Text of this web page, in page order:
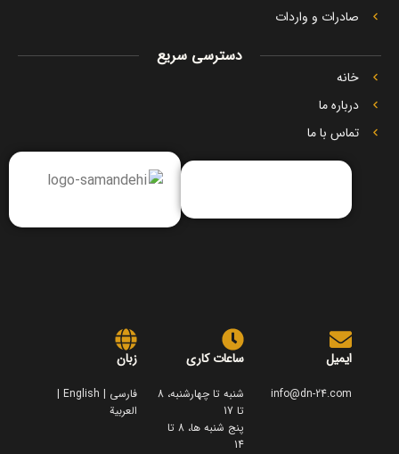
صادرات و واردات
دسترسی سریع
خانه
درباره ما
تماس با ما
ایمیل
info@dn-24.com
ساعات کاری
شنبه تا چهارشنبه، 8
تا 17
پنج شنبه ها، 8 تا
14
زبان
فارسی | English |
العربية